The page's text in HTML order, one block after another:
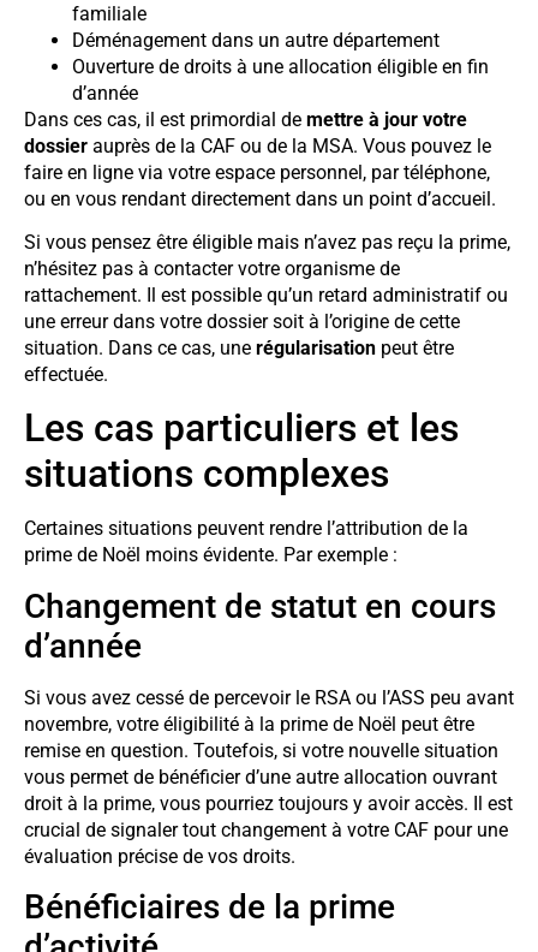
familiale
Déménagement dans un autre département
Ouverture de droits à une allocation éligible en fin
d’année
Dans ces cas, il est primordial de mettre à jour votre
dossier auprès de la CAF ou de la MSA. Vous pouvez le
faire en ligne via votre espace personnel, par téléphone,
ou en vous rendant directement dans un point d’accueil.
Si vous pensez être éligible mais n’avez pas reçu la prime,
n’hésitez pas à contacter votre organisme de
rattachement. Il est possible qu’un retard administratif ou
une erreur dans votre dossier soit à l’origine de cette
situation. Dans ce cas, une régularisation peut être
effectuée.
Les cas particuliers et les
situations complexes
Certaines situations peuvent rendre l’attribution de la
prime de Noël moins évidente. Par exemple :
Changement de statut en cours
d’année
Si vous avez cessé de percevoir le RSA ou l’ASS peu avant
novembre, votre éligibilité à la prime de Noël peut être
remise en question. Toutefois, si votre nouvelle situation
vous permet de bénéficier d’une autre allocation ouvrant
droit à la prime, vous pourriez toujours y avoir accès. Il est
crucial de signaler tout changement à votre CAF pour une
évaluation précise de vos droits.
Bénéficiaires de la prime